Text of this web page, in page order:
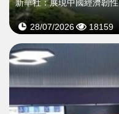
新華社：展現中國經濟韌性
28/07/2026 18159